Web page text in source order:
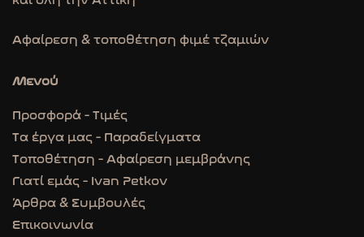
Αφαίρεση & τοποθέτηση φιμέ τζαμιών
Μενού
Προσφορά - Τιμές
Τα έργα μας - Παραδείγματα
Τοποθέτηση - Αφαίρεση μεμβράνης
Γιατί εμάς - Ivan Petkov
Άρθρα & Συμβουλές
Επικοινωνία